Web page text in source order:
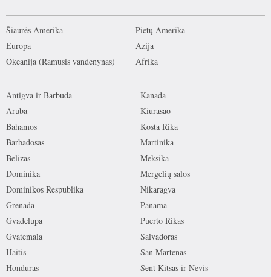
Šiaurės Amerika
Pietų Amerika
Europa
Azija
Okeanija (Ramusis vandenynas)
Afrika
Antigva ir Barbuda
Aruba
Bahamos
Barbadosas
Belizas
Dominika
Dominikos Respublika
Grenada
Gvadelupa
Gvatemala
Haitis
Hondūras
Kanada
Kiurasao
Kosta Rika
Martinika
Meksika
Mergelių salos
Nikaragva
Panama
Puerto Rikas
Salvadoras
San Martenas
Sent Kitsas ir Nevis